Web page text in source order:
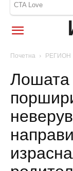
Почетна РЕГИОН
Лошата